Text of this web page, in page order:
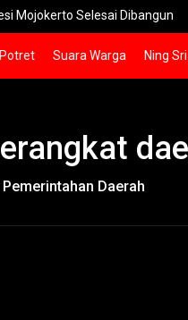
Selesai Dibangun
Potret Suara Warga Ning Sri
Daerah